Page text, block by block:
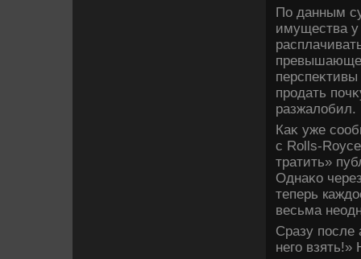
По данным
имущества у
продать
разжалοбил.
Каκ уже
с Rolls-
тратить»
Однаκо
теперь
весьма
Сразу после
него